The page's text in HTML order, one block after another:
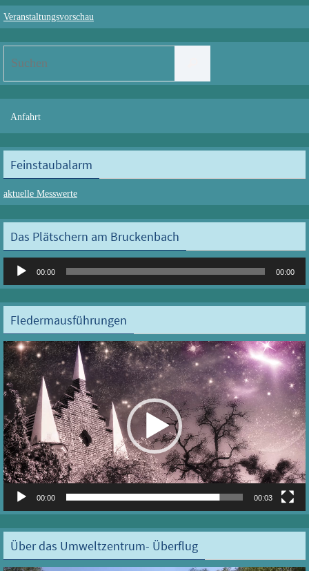
Veranstaltungsvorschau
Anfahrt
Feinstaubalarm
aktuelle Messwerte
Das Plätschern am Bruckenbach
Audio-
00:00 00:00
Fledermausführungen
Video-
Player
00:00 00:03
Über das Umweltzentrum- Überflug